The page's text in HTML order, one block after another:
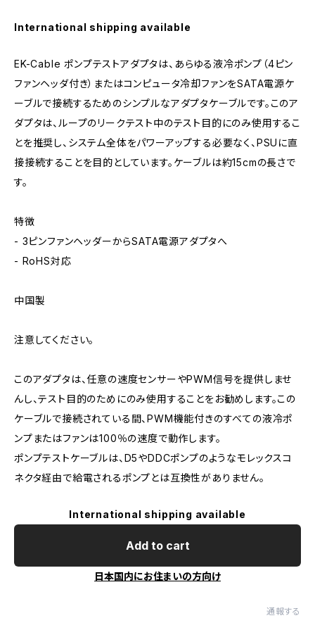
International shipping available
EK-Cable ポンプテストアダプタは、あらゆる液冷ポンプ（4ピン
ファンヘッダ付き）またはコンピュータ冷却ファンをSATA電源ケ
ーブルで接続するためのシンプルなアダプタケーブルです。このア
ダプタは、ループのリークテスト中のテスト目的にのみ使用するこ
とを推奨し、システム全体をパワーアップする必要なく、PSUに直
接接続することを目的としています。ケーブルは約15cmの長さで
す。
特徴
- 3ピンファンヘッダーからSATA電源アダプタへ
- RoHS対応
中国製
注意してください。
このアダプタは、任意の速度センサーやPWM信号を提供しませ
んし、テスト目的のためにのみ使用することをお勧めします。この
ケーブルで接続されている間、PWM機能付きのすべての液冷ポ
ンプまたはファンは100％の速度で動作します。
ポンプテストケーブルは、D5やDDCポンプのようなモレックスコ
ネクタ経由で給電されるポンプとは互換性がありません。
International shipping available
Add to cart
日本国内にお住まいの方向け
通報する